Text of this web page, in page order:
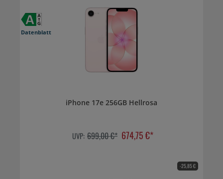
Datenblatt
iPhone 17e 256GB Hellrosa
UVP: 699,00 €* 674,75 €*
-25,85 €